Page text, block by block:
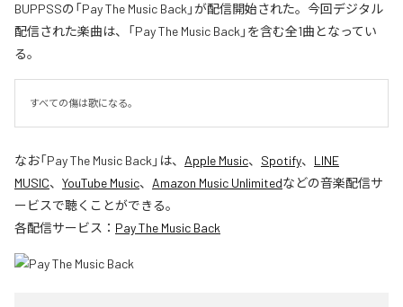
BUPPSSの「Pay The Music Back」が配信開始された。今回デジタル
配信された楽曲は、「Pay The Music Back」を含む全1曲となってい
る。
すべての傷は歌になる。
なお「Pay The Music Back 」は、 Apple Music、 Spotify、 LINE
MUSIC、 YouTube Music、 Amazon Music Unlimitedなどの音楽配信サ
ービスで聴くことができる。
各配信サービス： Pay The Music Back